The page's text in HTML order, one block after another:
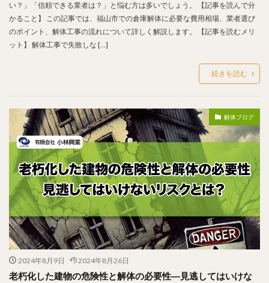
い？」「信頼できる業者は？」と悩む方は多いでしょう。 【記事を読んで分
かること】 この記事では、福山市での倉庫解体に必要な費用相場、業者選び
のポイント、解体工事の流れについて詳しく解説します。 【記事を読むメリ
ット】 解体工事で失敗しな […]
続きを読む
解体ブログ
2024年8月9日 2024年8月26日
老朽化した建物の危険性と解体の必要性―見逃してはいけな